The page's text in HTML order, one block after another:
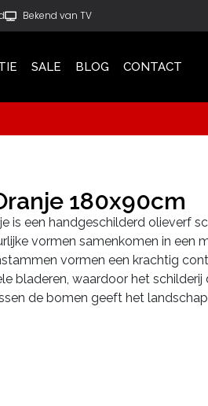
Bekend van TV
SALE BLOG CONTACT
180x90cm
is een handgeschilderd olieverf
vormen samenkomen in een
vormen een krachtig
bladeren, waardoor het
de bomen geeft het